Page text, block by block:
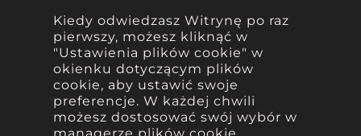
Kiedy odwiedzasz Witrynę po raz
pierwszy, możesz kliknąć w
"Ustawienia plików cookie" w
okienku dotyczącym plików
cookie, aby ustawić swoje
preferencje. W każdej chwili
możesz dostosować swój wybór w